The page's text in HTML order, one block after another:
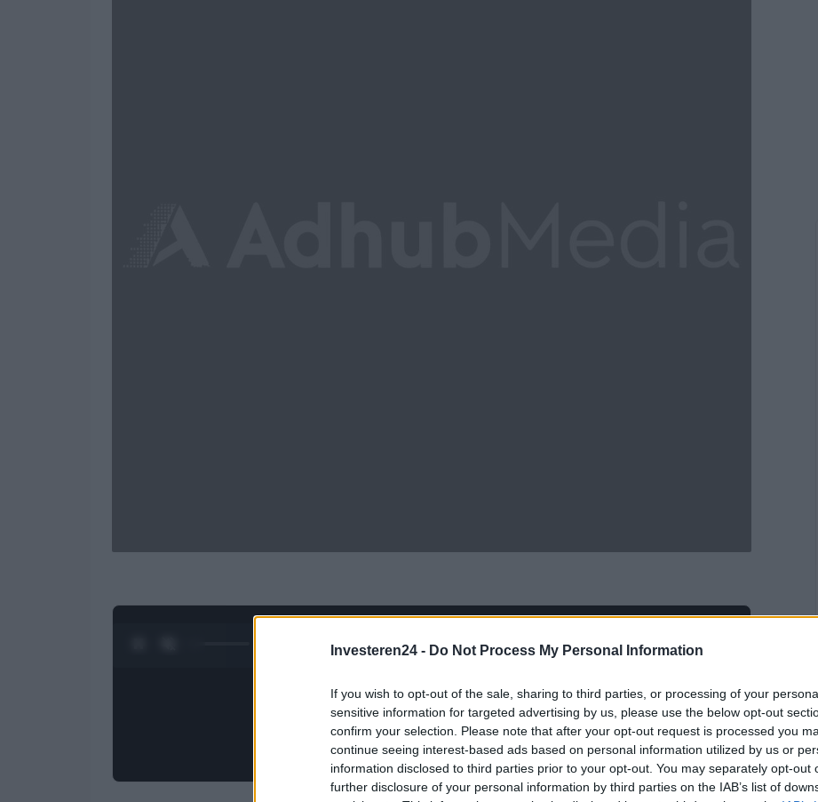
Investeren24 - Do Not Process My Personal Information
If you wish to opt-out of the sale, sharing to third parties, or processing of your
sensitive information for targeted advertising by us, please use the below opt-out
confirm your selection. Please note that after your opt-out request is processed you
continue seeing interest-based ads based on personal information utilized by us or
information disclosed to third parties prior to your opt-out. You may separately opt-out
further disclosure of your personal information by third parties on the IAB’s list of
1 POWERED BY Ad Media